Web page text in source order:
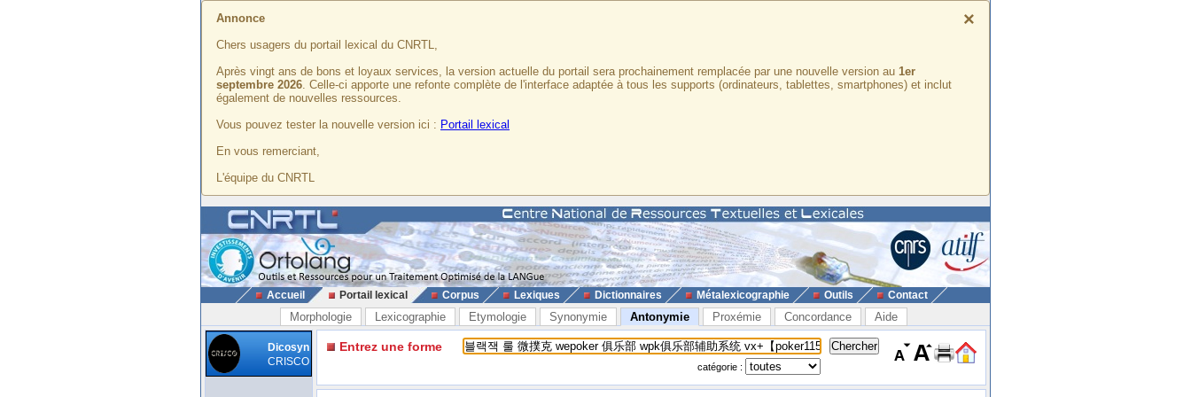
×
Annonce
Chers usagers du portail lexical du CNRTL,
Après vingt ans de bons et loyaux services, la version actuelle du portail sera prochainement remplacée par une nouvelle version au 1er
septembre 2026. Celle-ci apporte une refonte complète de l'interface adaptée à tous les supports (ordinateurs, tablettes, smartphones) et inclut
également de nouvelles ressources.
Vous pouvez tester la nouvelle version ici : Portail lexical
En vous remerciant,
L'équipe du CNRTL
Accueil Portail lexical Corpus Lexiques Dictionnaires Métalexicographie Outils Contact
Morphologie Lexicographie Etymologie Synonymie Antonymie Proxémie Concordance Aide
Dicosyn
CRISCO
Entrez une forme
catégorie :